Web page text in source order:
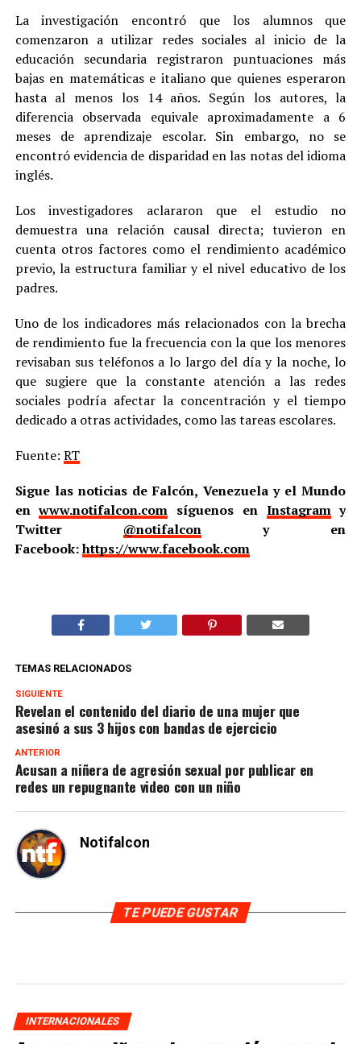
La investigación encontró que los alumnos que
comenzaron a utilizar redes sociales al inicio de la
educación secundaria registraron puntuaciones más
bajas en matemáticas e italiano que quienes esperaron
hasta al menos los 14 años. Según los autores, la
diferencia observada equivale aproximadamente a 6
meses de aprendizaje escolar. Sin embargo, no se
encontró evidencia de disparidad en las notas del idioma
inglés.
Los investigadores aclararon que el estudio no
demuestra una relación causal directa; tuvieron en
cuenta otros factores como el rendimiento académico
previo, la estructura familiar y el nivel educativo de los
padres.
Uno de los indicadores más relacionados con la brecha
de rendimiento fue la frecuencia con la que los menores
revisaban sus teléfonos a lo largo del día y la noche, lo
que sugiere que la constante atención a las redes
sociales podría afectar la concentración y el tiempo
dedicado a otras actividades, como las tareas escolares.
Fuente: RT
Sigue las noticias de Falcón, Venezuela y el Mundo
enwww.notifalcon.com síguenos en Instagramy
Twitter @notifalcony en
Facebook:https://www.facebook.com
TEMAS RELACIONADOS
SIGUIENTE
Revelan el contenido del diario de una mujer que
asesinó a sus 3 hijos con bandas de ejercicio
ANTERIOR
Acusan a niñera de agresión sexual por publicar en
redes un repugnante video con un niño
Notifalcon
TE PUEDE GUSTAR
INTERNACIONALES